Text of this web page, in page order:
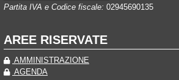
Partita IVA e Codice fiscale: 02945690135
AREE RISERVATE
AMMINISTRAZIONE
AGENDA